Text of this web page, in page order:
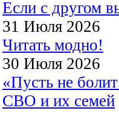
Если с другом
31 Июля 2026
Читать модно!
30 Июля 2026
«Пусть не
СВО и их семей